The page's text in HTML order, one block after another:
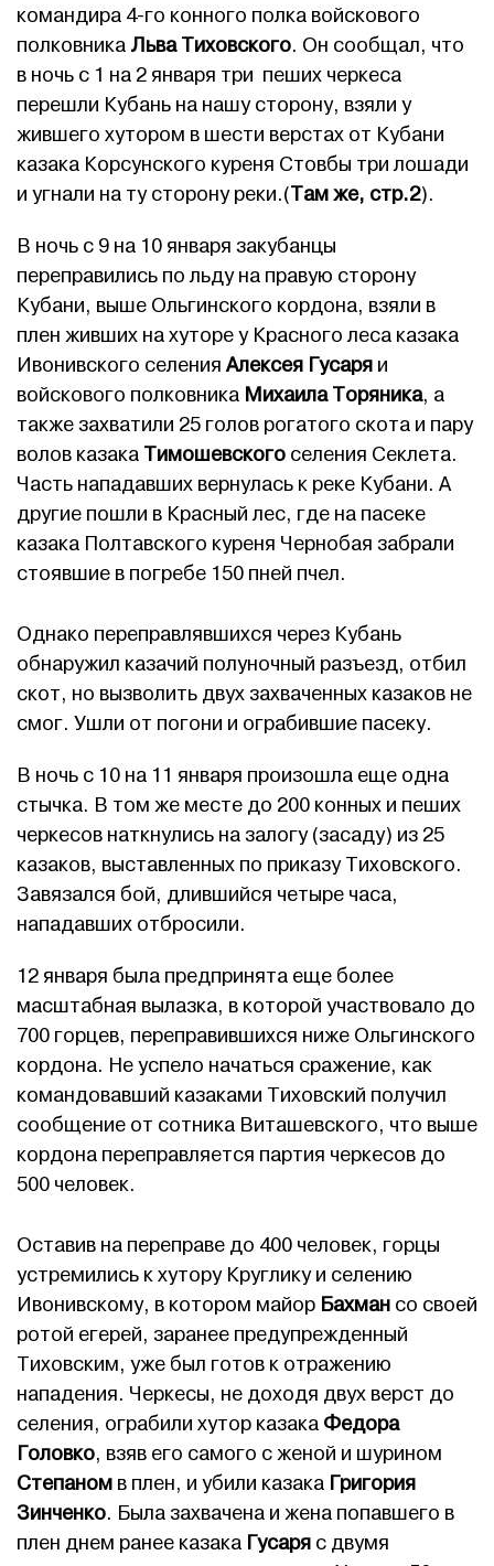
командира 4-го конного полка войскового
полковника Льва Тиховского. Он сообщал, что
в ночь с 1 на 2 января три пеших черкеса
перешли Кубань на нашу сторону, взяли у
жившего хутором в шести верстах от Кубани
казака Корсунского куреня Стовбы три лошади
и угнали на ту сторону реки.(Там же, стр.2).
В ночь с 9 на 10 января закубанцы
переправились по льду на правую сторону
Кубани, выше Ольгинского кордона, взяли в
плен живших на хуторе у Красного леса казака
Ивонивского селения Алексея Гусаря и
войскового полковника Михаила Торяника, а
также захватили 25 голов рогатого скота и пару
волов казака Тимошевского селения Секлета.
Часть нападавших вернулась к реке Кубани. А
другие пошли в Красный лес, где на пасеке
казака Полтавского куреня Чернобая забрали
стоявшие в погребе 150 пней пчел.
Однако переправлявшихся через Кубань
обнаружил казачий полуночный разъезд, отбил
скот, но вызволить двух захваченных казаков не
смог. Ушли от погони и ограбившие пасеку.
В ночь с 10 на 11 января произошла еще одна
стычка. В том же месте до 200 конных и пеших
черкесов наткнулись на залогу (засаду) из 25
казаков, выставленных по приказу Тиховского.
Завязался бой, длившийся четыре часа,
нападавших отбросили.
12 января была предпринята еще более
масштабная вылазка, в которой участвовало до
700 горцев, переправившихся ниже Ольгинского
кордона. Не успело начаться сражение, как
командовавший казаками Тиховский получил
сообщение от сотника Виташевского, что выше
кордона переправляется партия черкесов до
500 человек.
Оставив на переправе до 400 человек, горцы
устремились к хутору Круглику и селению
Ивонивскому, в котором майор Бахман со своей
ротой егерей, заранее предупрежденный
Тиховским, уже был готов к отражению
нападения. Черкесы, не доходя двух верст до
селения, ограбили хутор казака Федора
Головко, взяв его самого с женой и шурином
Степаном в плен, и убили казака Григория
Зинченко. Была захвачена и жена попавшего в
плен днем ранее казака Гусаря с двумя